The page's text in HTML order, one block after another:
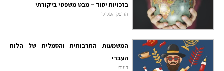
בזכויות יסוד – מבט משפטי ביקורתי
הדופק הפלילי
המשמעות התרבותית והסמלית של הלוח
העברי
דעות